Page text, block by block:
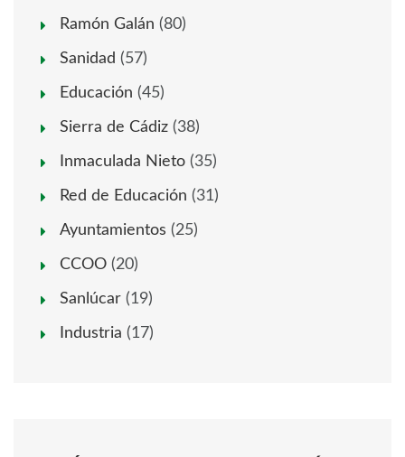
Ramón Galán (80)
Sanidad (57)
Educación (45)
Sierra de Cádiz (38)
Inmaculada Nieto (35)
Red de Educación (31)
Ayuntamientos (25)
CCOO (20)
Sanlúcar (19)
Industria (17)